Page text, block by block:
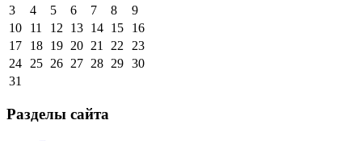
3
4 5 6 7 8
9
10
11 12 13 14 15
16
17
18 19 20 21 22
23
24
25 26 27 28 29 30
31
Разделы сайта